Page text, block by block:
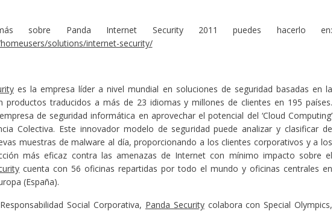
sobre Panda Internet Security 2011 puedes hacerlo en:
solutions/internet-security/
es la empresa líder a nivel mundial en soluciones de seguridad basadas en la
productos traducidos a más de 23 idiomas y millones de clientes en 195 países.
de seguridad informática en aprovechar el potencial del ‘Cloud Computing’
Colectiva. Este innovador modelo de seguridad puede analizar y clasificar de
muestras de malware al día, proporcionando a los clientes corporativos y a los
más eficaz contra las amenazas de Internet con mínimo impacto sobre el
cuenta con 56 oficinas repartidas por todo el mundo y oficinas centrales en
(España).
Social Corporativa, Panda Securitycolabora con Special Olympics,